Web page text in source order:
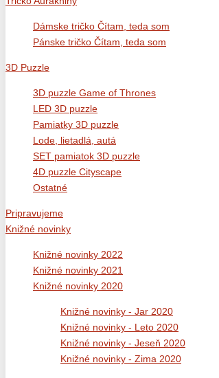
Dámske tričko Čítam, teda som
Pánske tričko Čítam, teda som
3D Puzzle
3D puzzle Game of Thrones
LED 3D puzzle
Pamiatky 3D puzzle
Lode, lietadlá, autá
SET pamiatok 3D puzzle
4D puzzle Cityscape
Ostatné
Pripravujeme
Knižné novinky
Knižné novinky 2022
Knižné novinky 2021
Knižné novinky 2020
Knižné novinky - Jar 2020
Knižné novinky - Leto 2020
Knižné novinky - Jeseň 2020
Knižné novinky - Zima 2020